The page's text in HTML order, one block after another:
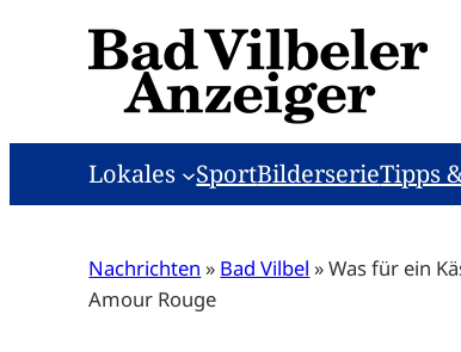
Lokales SportBilderserieTipps
Nachrichten » Bad Vilbel »Was für ein
Amour Rouge